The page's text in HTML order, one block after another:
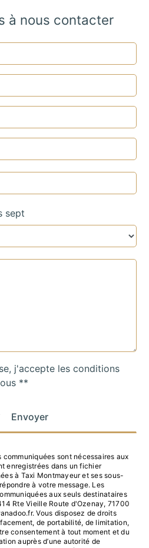
à nous contacter
sept
j'accepte les conditions
**
Envoyer
sont nécessaires aux
enregistrées dans un fichier
à Taxi Montmayeur et ses sous-
à votre message. Les
aux seuls destinataires
Rte Vieille Route d'Ozenay, 71700
Vous disposez de droits
de portabilité, de limitation,
consentement à tout moment et du
auprès d’une autorité de